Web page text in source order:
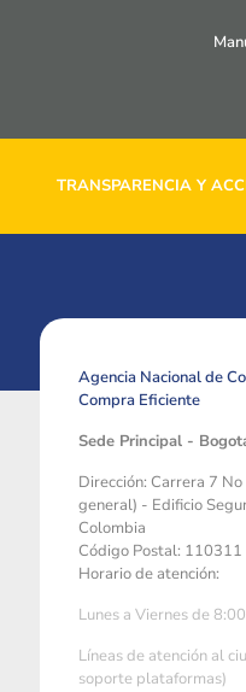
TRANSPARENCIA Y
Agencia Nacional de
Compra Eficiente
Sede Principal -
Dirección: Carrera 7
general) - Edificio
Colombia
Código Postal: 110311
Horario de atención:
Lunes a Viernes de
Líneas de atención al
soporte plataformas)